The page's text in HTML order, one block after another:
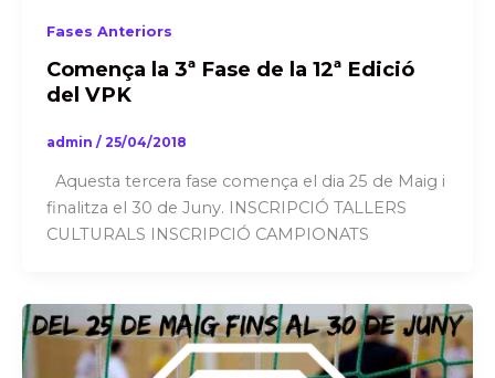
Fases Anteriors
Comença la 3ª Fase de la 12ª Edició
del VPK
admin / 25/04/2018
Aquesta tercera fase comença el dia 25 de Maig i
finalitza el 30 de Juny. INSCRIPCIÓ TALLERS
CULTURALS INSCRIPCIÓ CAMPIONATS